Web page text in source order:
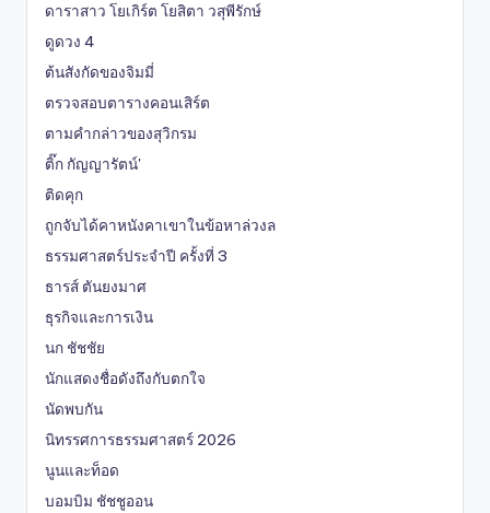
ดาราสาว โยเกิร์ต โยสิตา วสุพีรักษ์
ดูดวง 4
ต้นสังกัดของจิมมี่
ตรวจสอบตารางคอนเสิร์ต
ตามคำกล่าวของสุวิกรม
ติ๊ก กัญญารัตน์'
ติดคุก
ถูกจับได้คาหนังคาเขาในข้อหาล่วงล
ธรรมศาสตร์ประจำปี ครั้งที่ 3
ธารส์ ตันยงมาศ
ธุรกิจและการเงิน
นก ชัชชัย
นักแสดงชื่อดังถึงกับตกใจ
นัดพบกัน
นิทรรศการธรรมศาสตร์ 2026
นูนและท็อด
บอมบิม ชัชชูออน